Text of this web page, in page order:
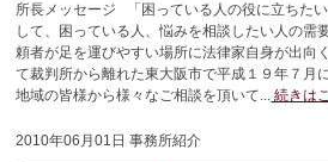
所長メッセージ 「困っている人の役に立ちた
して、困っている人、悩みを相談したい人の需
頼者が足を運びやすい場所に法律家自身が出向
て裁判所から離れた東大阪市で平成１９年７月
地域の皆様から様々なご相談を頂いて... 続きは
2010年06月01日 事務所紹介